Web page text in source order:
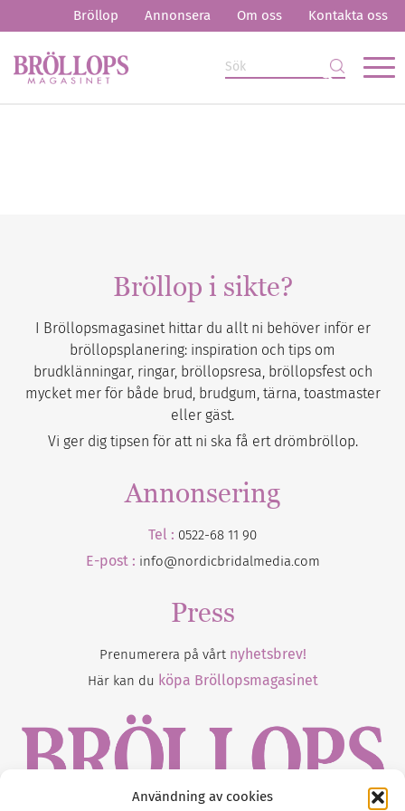
Användning av cookies
Bröllop Annonsera Om oss Kontakta oss
Bröllop i sikte?
I Bröllopsmagasinet hittar du allt ni behöver inför er
bröllopsplanering: inspiration och tips om
brudklänningar, ringar, bröllopsresa, bröllopsfest och
mycket mer för både brud, brudgum, tärna, toastmaster
eller gäst.
Vi ger dig tipsen för att ni ska få ert drömbröllop.
Annonsering
Tel : 0522-68 11 90
E-post : info@nordicbridalmedia.com
Press
Prenumerera på vårt nyhetsbrev!
Här kan du köpa Bröllopsmagasinet